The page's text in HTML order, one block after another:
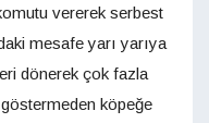
vererek serbest
mesafe yarı yarıya
dönerek çok fazla
köpeğe